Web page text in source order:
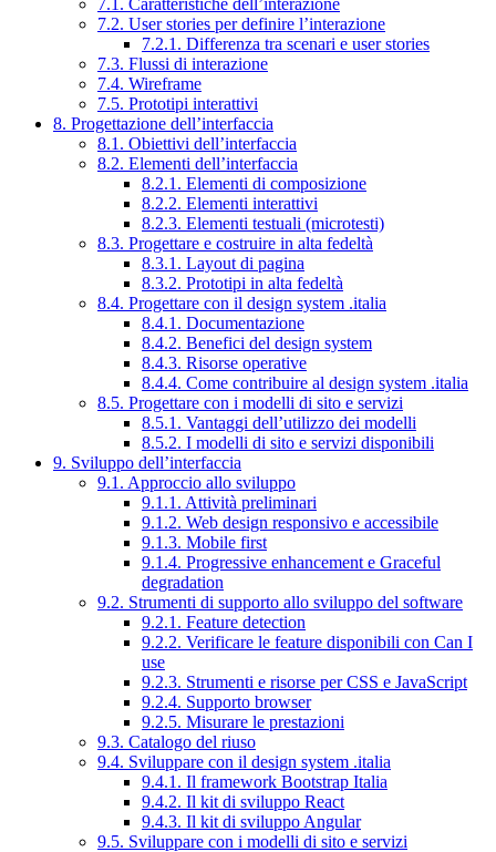
7.1. Caratteristiche dell’interazione
7.2. User stories per definire l’interazione
7.2.1. Differenza tra scenari e user stories
7.3. Flussi di interazione
7.4. Wireframe
7.5. Prototipi interattivi
8. Progettazione dell’interfaccia
8.1. Obiettivi dell’interfaccia
8.2. Elementi dell’interfaccia
8.2.1. Elementi di composizione
8.2.2. Elementi interattivi
8.2.3. Elementi testuali (microtesti)
8.3. Progettare e costruire in alta fedeltà
8.3.1. Layout di pagina
8.3.2. Prototipi in alta fedeltà
8.4. Progettare con il design system .italia
8.4.1. Documentazione
8.4.2. Benefici del design system
8.4.3. Risorse operative
8.4.4. Come contribuire al design system .italia
8.5. Progettare con i modelli di sito e servizi
8.5.1. Vantaggi dell’utilizzo dei modelli
8.5.2. I modelli di sito e servizi disponibili
9. Sviluppo dell’interfaccia
9.1. Approccio allo sviluppo
9.1.1. Attività preliminari
9.1.2. Web design responsivo e accessibile
9.1.3. Mobile first
9.1.4. Progressive enhancement e Graceful
degradation
9.2. Strumenti di supporto allo sviluppo del software
9.2.1. Feature detection
9.2.2. Verificare le feature disponibili con Can I
use
9.2.3. Strumenti e risorse per CSS e JavaScript
9.2.4. Supporto browser
9.2.5. Misurare le prestazioni
9.3. Catalogo del riuso
9.4. Sviluppare con il design system .italia
9.4.1. Il framework Bootstrap Italia
9.4.2. Il kit di sviluppo React
9.4.3. Il kit di sviluppo Angular
9.5. Sviluppare con i modelli di sito e servizi